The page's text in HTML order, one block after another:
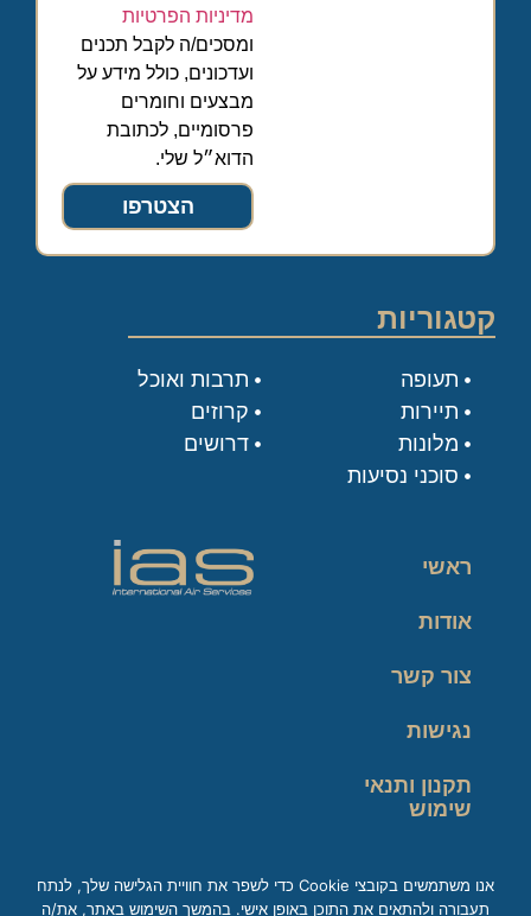
מדיניות הפרטיות
ומסכים/ה לקבל תכנים
ועדכונים, כולל מידע על
מבצעים וחומרים
פרסומיים, לכתובת
הדוא״ל שלי.
הצטרפו
קטגוריות
תעופה
תיירות
מלונות
סוכני נסיעות
תרבות ואוכל
קרוזים
דרושים
ראשי
אודות
צור קשר
נגישות
תקנון ותנאי
שימוש
אנו משתמשים בקובצי Cookie כדי לשפר את חוויית הגלישה שלך, לנתח
תעבורה ולהתאים את התוכן באופן אישי. בהמשך השימוש באתר, את/ה